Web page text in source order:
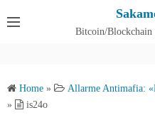
Bitcoin/Blockchain
Home »
Allarme Antimafia:
»
is24o